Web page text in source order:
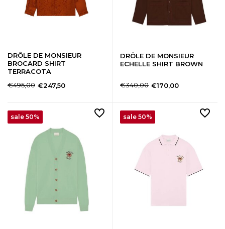
DRÔLE DE MONSIEUR
BROCARD SHIRT
TERRACOTA
€495,00 €247,50
DRÔLE DE MONSIEUR
ECHELLE SHIRT BROWN
€340,00 €170,00
sale 50% sale 50%